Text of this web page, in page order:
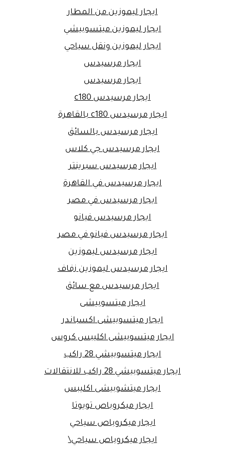
ايجار ليموزين من المطار
ايجار ليموزين ميتسوبيشي
ايجار ليموزين ونقل سياحي
ايجار مرسيدس
ايجار مرسيدس
ايجار مرسيدس c180
ايجار مرسيدس c180 بالقاهرة
ايجار مرسيدس بالسائق
ايجار مرسيدس جي كلاس
ايجار مرسيدس سبرينتر
ايجار مرسيدس في القاهرة
ايجار مرسيدس في مصر
ايجار مرسيدس فيانو
ايجار مرسيدس فيانو في مصر
ايجار مرسيدس ليموزين
ايجار مرسيدس ليموزين زفاف
ايجار مرسيدس مع سائق
ايجار ميتسوبيشى
ايجار ميتسوبيشى اكسباندر
ايجار ميتسوبيشى اكليبس كروس
ايجار ميتسوبيشي 28 راكب
ايجار ميتسوبيشي 28 راكب للانتقالات
ايجار ميتشوبيشى اكليبس
ايجار ميكروباص تويوتا
ايجار ميكروباص سياحي
ايجار ميكروباص سياحي\